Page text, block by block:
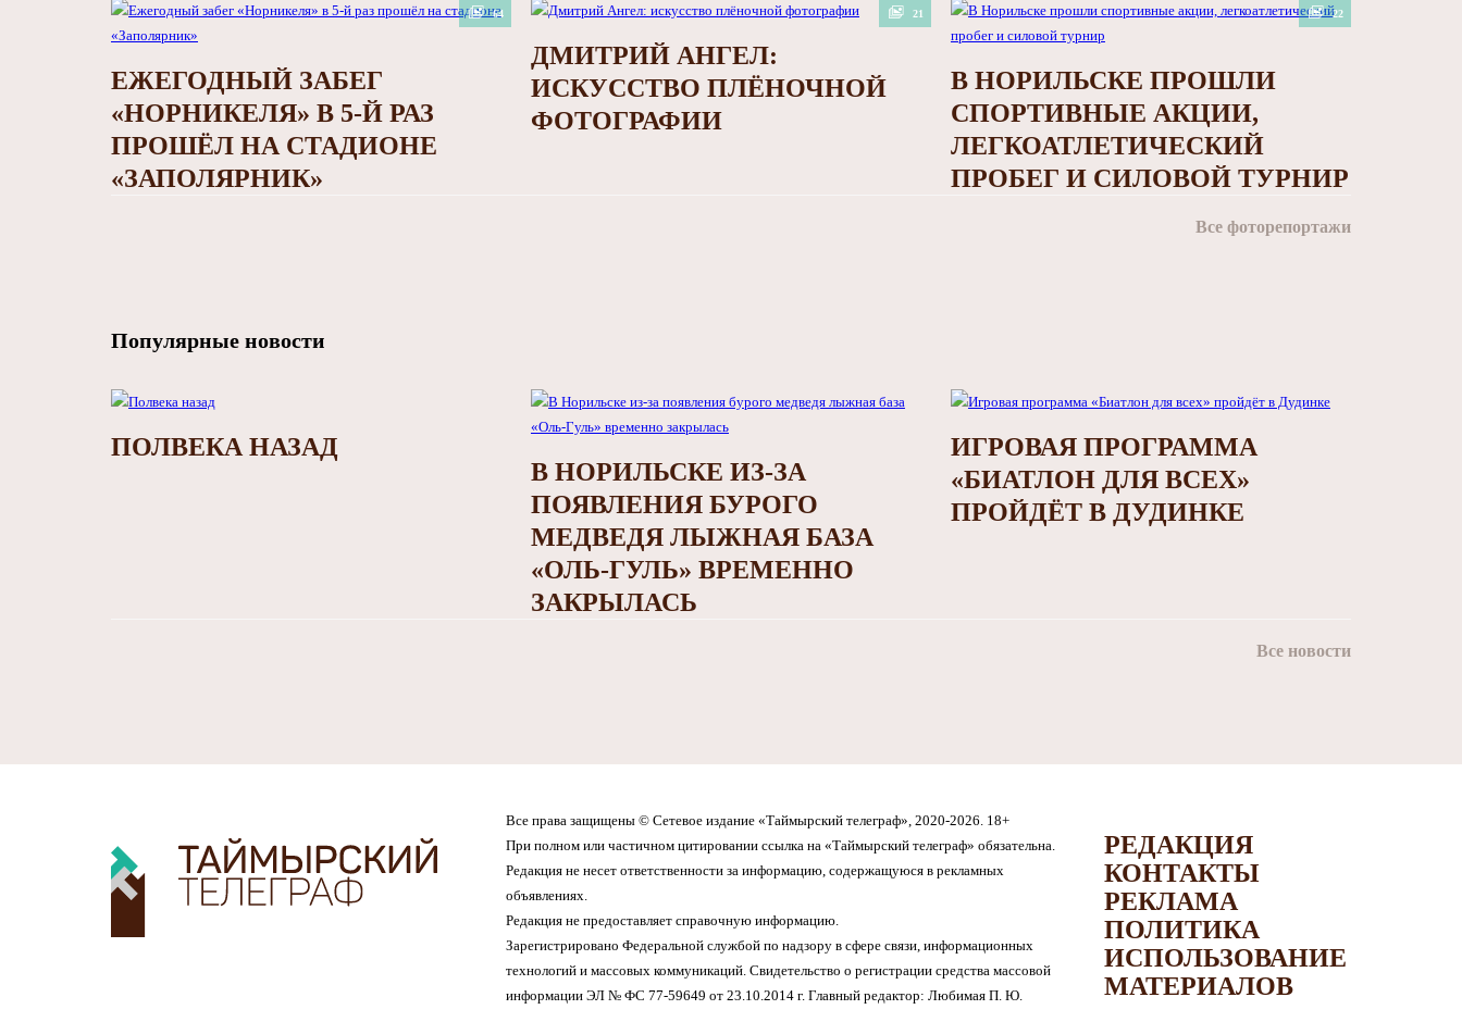
64
ЕЖЕГОДНЫЙ ЗАБЕГ
«НОРНИКЕЛЯ» В 5-Й РАЗ
ПРОШЁЛ НА СТАДИОНЕ
«ЗАПОЛЯРНИК»
21
ДМИТРИЙ АНГЕЛ:
ИСКУССТВО ПЛЁНОЧНОЙ
ФОТОГРАФИИ
22
В НОРИЛЬСКЕ ПРОШЛИ
СПОРТИВНЫЕ АКЦИИ,
ЛЕГКОАТЛЕТИЧЕСКИЙ
ПРОБЕГ И СИЛОВОЙ ТУРНИР
Все фоторепортажи
Популярные новости
ПОЛВЕКА НАЗАД
В НОРИЛЬСКЕ ИЗ-ЗА
ПОЯВЛЕНИЯ БУРОГО
МЕДВЕДЯ ЛЫЖНАЯ БАЗА
«ОЛЬ-ГУЛЬ» ВРЕМЕННО
ЗАКРЫЛАСЬ
ИГРОВАЯ ПРОГРАММА
«БИАТЛОН ДЛЯ ВСЕХ»
ПРОЙДЁТ В ДУДИНКЕ
Все новости
Все права защищены © Сетевое издание «Таймырский телеграф», 2020-2026. 18+
При полном или частичном цитировании ссылка на «Таймырский телеграф» обязательна.
Редакция не несет ответственности за информацию, содержащуюся в рекламных
объявлениях.
Редакция не предоставляет справочную информацию.
Зарегистрировано Федеральной службой по надзору в сфере связи, информационных
технологий и массовых коммуникаций. Свидетельство о регистрации средства массовой
информации ЭЛ № ФС 77-59649 от 23.10.2014 г. Главный редактор: Любимая П. Ю.
РЕДАКЦИЯ
КОНТАКТЫ
РЕКЛАМА
ПОЛИТИКА
ИСПОЛЬЗОВАНИЕ
МАТЕРИАЛОВ